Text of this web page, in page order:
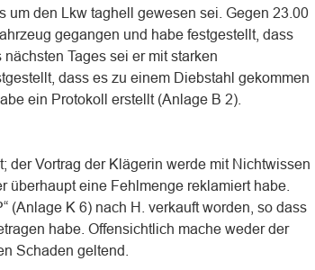
um den Lkw taghell gewesen sei. Gegen 23.00
gegangen und habe festgestellt, dass
Tages sei er mit starken
dass es zu einem Diebstahl gekommen
ein Protokoll erstellt (Anlage B 2).
der Vortrag der Klägerin werde mit Nichtwissen
überhaupt eine Fehlmenge reklamiert habe.
(Anlage K 6) nach H. verkauft worden, so dass
habe. Offensichtlich mache weder der
Schaden geltend.